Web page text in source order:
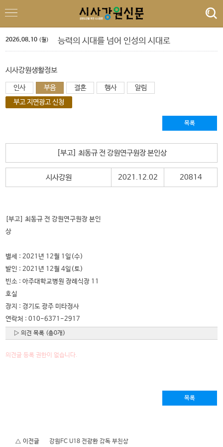
2026.08.10 (월)
우상호 도지사, 인태연 소상공인시장진흥공단 이사장 면담
능력의 시대를 넘어 인성의 시대로
원주문화재단 이사진 오찬 간담회
<사설> 농민·은퇴자 목 죄는 규제와 세제, 누구를 위한 정치인가?
시사강원생활정보
인사 부음 결혼 행사
알림
부고 지면광고 신청
목록
[부고] 최동규 전 강원연구원장 본인상
시사강원 2021.12.02 20814
[부고] 최동규 전 강원연구원장 본인
상
별세 : 2021년 12월 1일(수)
발인 : 2021년 12월 4일(토)
빈소 : 아주대학교병원 장례식장 11
호실
장지 : 경기도 광주 미타정사
연락처 : 010-6371-2917
▷ 의견 목록 (총0개)
의견글 등록 권한이 없습니다.
목록
△ 이전글강원FC U18 전광환 감독 부친상